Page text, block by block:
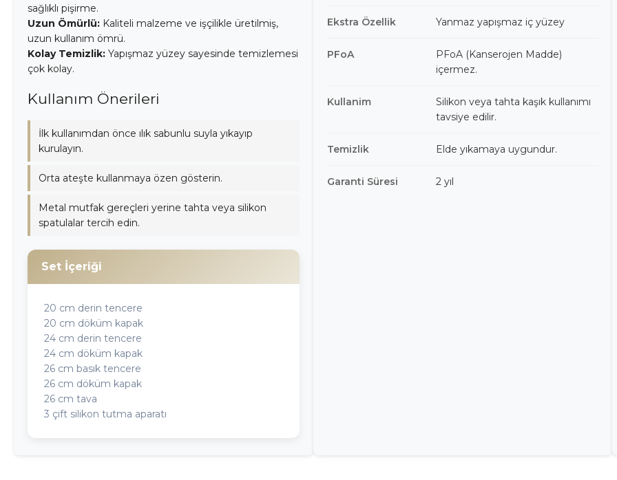
sağlıklı pişirme.
Uzun Ömürlü: Kaliteli malzeme ve işçilikle üretilmiş,
uzun kullanım ömrü.
Kolay Temizlik: Yapışmaz yüzey sayesinde temizlemesi
çok kolay.
Kullanım Önerileri
İlk kullanımdan önce ılık sabunlu suyla yıkayıp
kurulayın.
Orta ateşte kullanmaya özen gösterin.
Metal mutfak gereçleri yerine tahta veya silikon
spatulalar tercih edin.
Set İçeriği
20 cm derin tencere
20 cm döküm kapak
24 cm derin tencere
24 cm döküm kapak
26 cm basık tencere
26 cm döküm kapak
26 cm tava
3 çift silikon tutma aparatı
Ekstra Özellik Yanmaz yapışmaz iç yüzey
PFoA
PFoA (Kanserojen Madde)
içermez.
Kullanim
Silikon veya tahta kaşık kullanımı
tavsiye edilir.
Temizlik Elde yıkamaya uygundur.
Garanti Süresi 2 yıl